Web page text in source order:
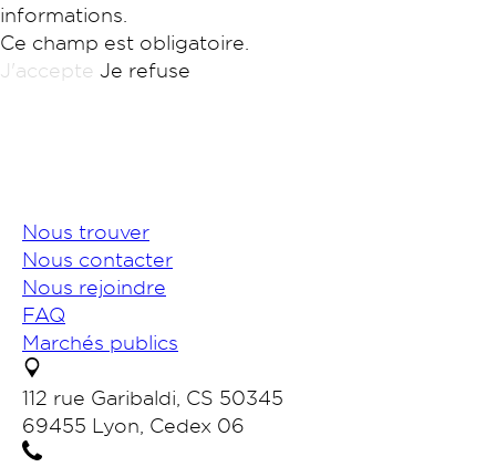
informations.
Ce champ est obligatoire.
J'accepte Je refuse
Nous trouver
Nous contacter
Nous rejoindre
FAQ
Marchés publics
112 rue Garibaldi, CS 50345
69455 Lyon, Cedex 06